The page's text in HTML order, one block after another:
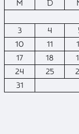
M
D
3
4
10
11
17
18
24
25
31